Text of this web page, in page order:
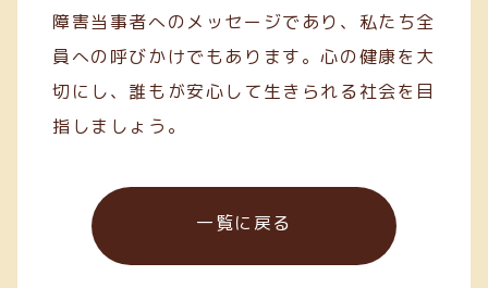
障害当事者へのメッセージであり、私たち全
員への呼びかけでもあります。心の健康を大
切にし、誰もが安心して生きられる社会を目
指しましょう。
一覧に戻る